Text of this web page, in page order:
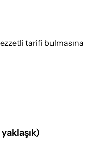
tarifi bulmasına